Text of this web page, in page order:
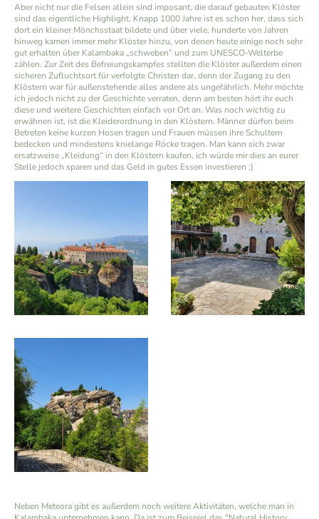
Aber nicht nur die Felsen allein sind imposant, die darauf gebauten Klöster
sind das eigentliche Highlight. Knapp 1000 Jahre ist es schon her, dass sich
dort ein kleiner Mönchsstaat bildete und über viele, hunderte von Jahren
hinweg kamen immer mehr Klöster hinzu, von denen heute einige noch sehr
gut erhalten über Kalambaka „schweben“ und zum UNESCO-Welterbe
zählen. Zur Zeit des Befreiungskampfes stellten die Klöster außerdem einen
sicheren Zufluchtsort für verfolgte Christen dar, denn der Zugang zu den
Klöstern war für außenstehende alles andere als ungefährlich. Mehr möchte
ich jedoch nicht zu der Geschichte verraten, denn am besten hört ihr euch
diese und weitere Geschichten einfach vor Ort an. Was noch wichtig zu
erwähnen ist, ist die Kleiderordnung in den Klöstern. Männer dürfen beim
Betreten keine kurzen Hosen tragen und Frauen müssen ihre Schultern
bedecken und mindestens knielange Röcke tragen. Man kann sich zwar
ersatzweise „Kleidung“ in den Klöstern kaufen, ich würde mir dies an eurer
Stelle jedoch sparen und das Geld in gutes Essen investieren ;)
Neben Meteora gibt es außerdem noch weitere Aktivitäten, welche man in